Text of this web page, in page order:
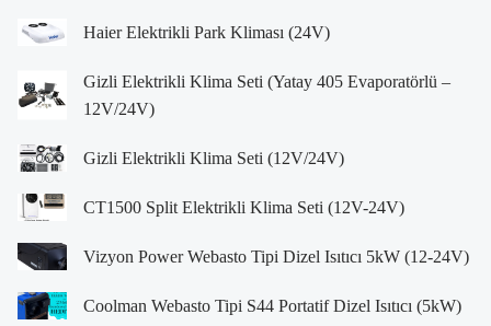
Haier Elektrikli Park Kliması (24V)
Gizli Elektrikli Klima Seti (Yatay 405 Evaporatörlü –
12V/24V)
Gizli Elektrikli Klima Seti (12V/24V)
CT1500 Split Elektrikli Klima Seti (12V-24V)
Vizyon Power Webasto Tipi Dizel Isıtıcı 5kW (12-24V)
Coolman Webasto Tipi S44 Portatif Dizel Isıtıcı (5kW)